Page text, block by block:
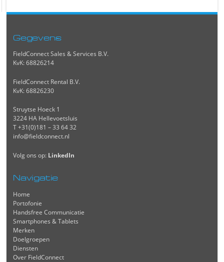
Gegevens
FieldConnect Sales & Services B.V.
KvK: 68826214
FieldConnect Rental B.V.
KvK: 68826230
Struytse Hoeck 1
3224 HA Hellevoetsluis
T +31(0)181 – 33 64 32
info@fieldconnect.nl
Volg ons op: LinkedIn
Navigatie
Home
Portofonie
Handsfree Communicatie
Smartphones & Tablets
Merken
Doelgroepen
Diensten
Over FieldConnect